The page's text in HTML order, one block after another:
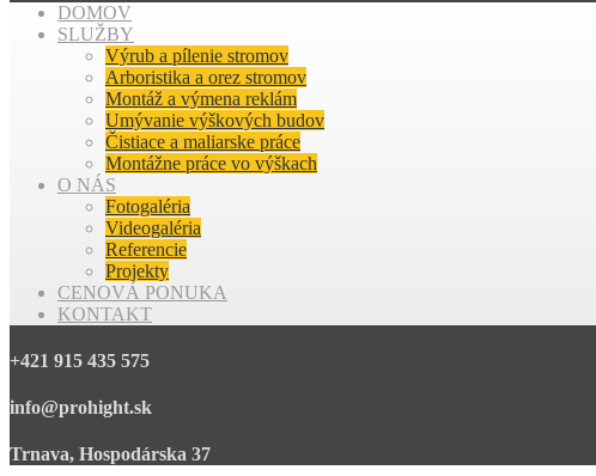
DOMOV
SLUŽBY
Výrub a pílenie stromov
Arboristika a orez stromov
Montáž a výmena reklám
Umývanie výškových budov
Čistiace a maliarske práce
Montážne práce vo výškach
O NÁS
Fotogaléria
Videogaléria
Referencie
Projekty
CENOVÁ PONUKA
KONTAKT
+421 915 435 575
info@prohight.sk
Trnava, Hospodárska 37